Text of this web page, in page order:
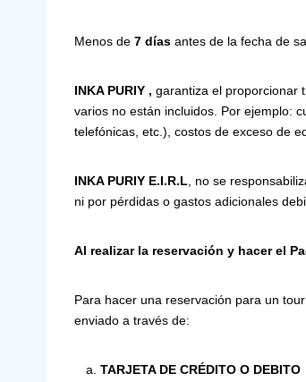
Menos de 7 días antes de la fecha de
INKA PURIY , garantiza el proporcionar
varios no están incluidos. Por ejemplo:
telefónicas, etc.), costos de exceso de
INKA PURIY E.I.R.L , no se
ni por pérdidas o gastos adicionales
Al realizar la reservación y hacer el
Para hacer una reservación para un
enviado a través de:
TARJETA DE CRÉDITO O DEBITO